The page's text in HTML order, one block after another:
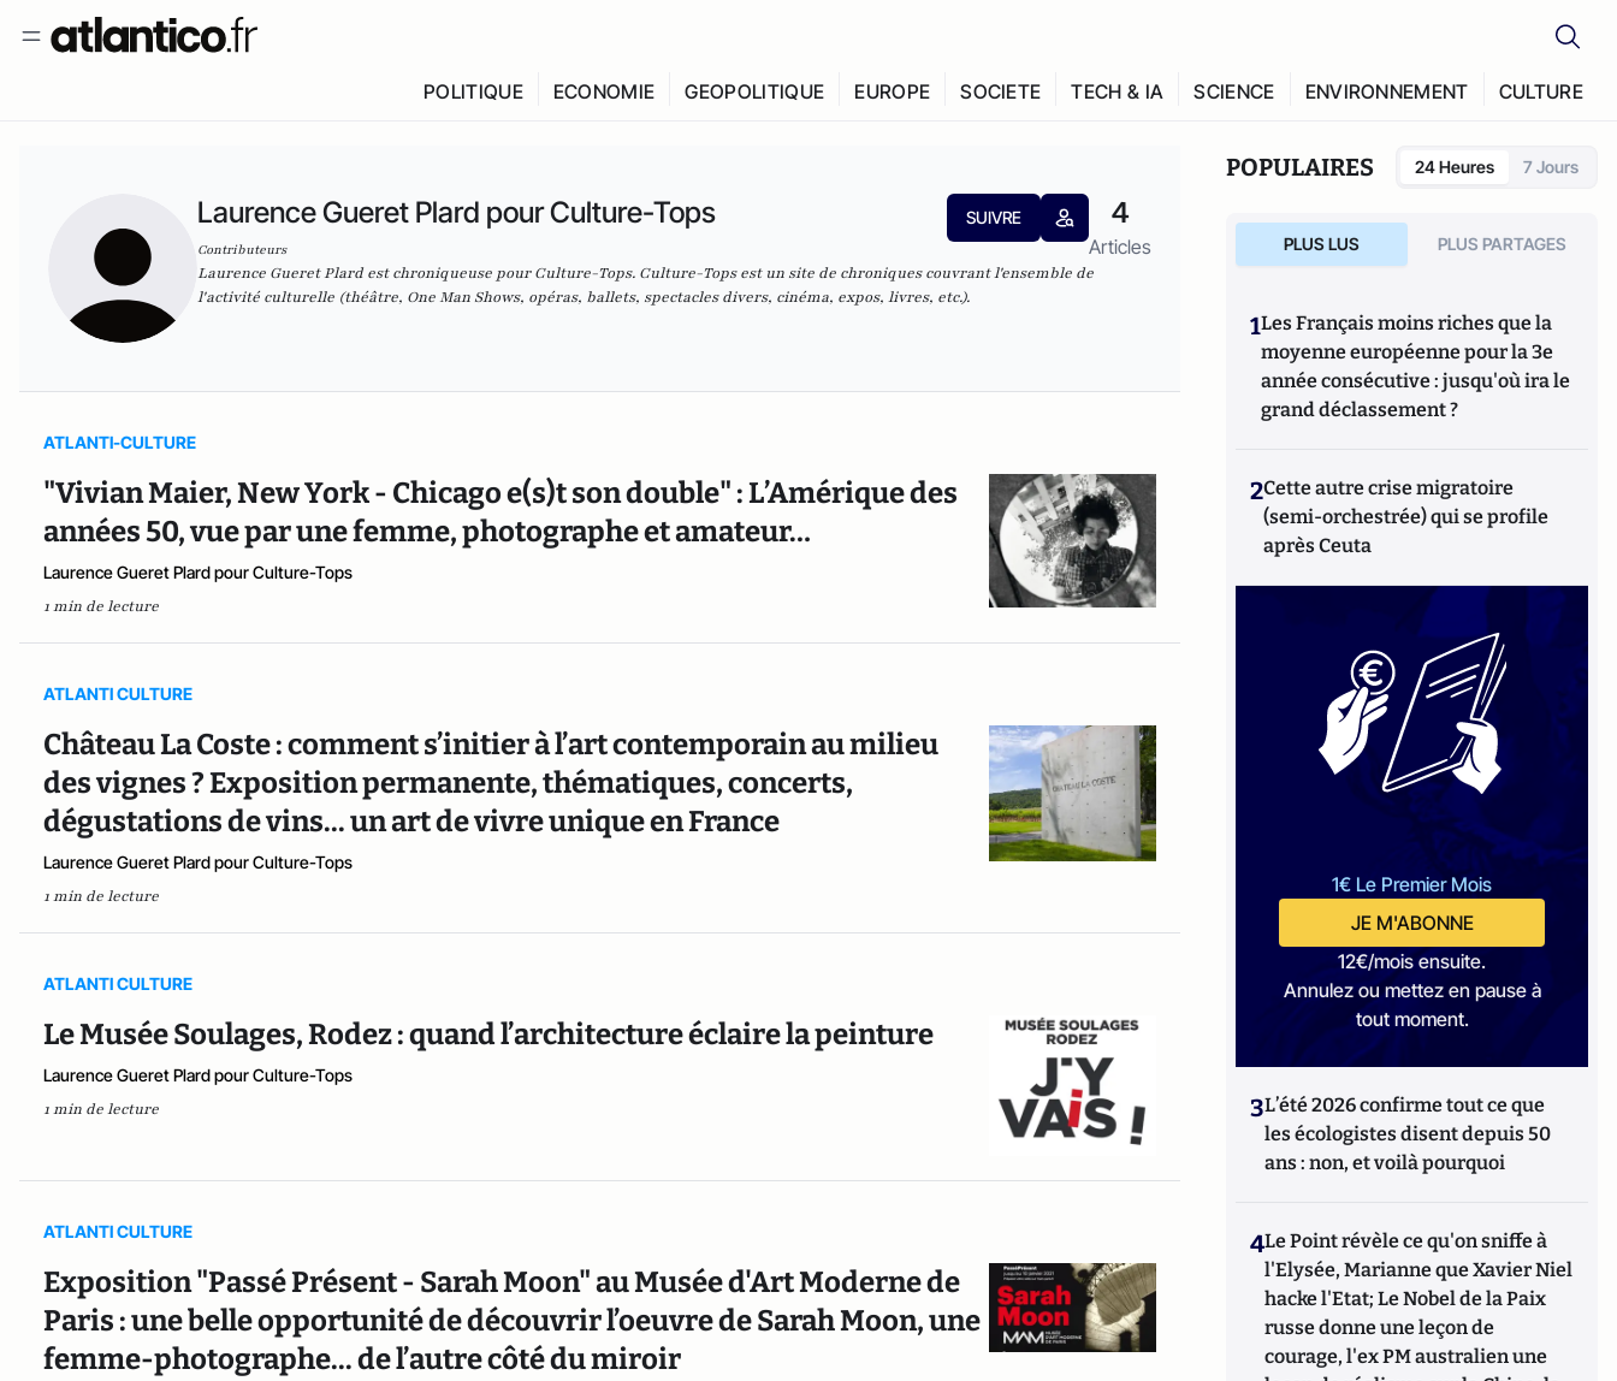
POLITIQUE ECONOMIE GEOPOLITIQUE EUROPE SOCIETE TECH & IA SCIENCE ENVIRONNEMENT CULTURE
Laurence Gueret Plard pour Culture-Tops
Contributeurs
SUIVRE 4
Articles
Laurence Gueret Plard est chroniqueuse pour Culture-Tops. Culture-Tops est un site de chroniques couvrant l'ensemble de
l'activité culturelle (théâtre, One Man Shows, opéras, ballets, spectacles divers, cinéma, expos, livres, etc.).
ATLANTI-CULTURE
"Vivian Maier, New York - Chicago e(s)t son double" : L’Amérique des
années 50, vue par une femme, photographe et amateur…
Laurence Gueret Plard pour Culture-Tops
1 min de lecture
ATLANTI CULTURE
Château La Coste : comment s’initier à l’art contemporain au milieu
des vignes ? Exposition permanente, thématiques, concerts,
dégustations de vins... un art de vivre unique en France
Laurence Gueret Plard pour Culture-Tops
1 min de lecture
ATLANTI CULTURE
Le Musée Soulages, Rodez : quand l’architecture éclaire la peinture
Laurence Gueret Plard pour Culture-Tops
1 min de lecture
ATLANTI CULTURE
Exposition "Passé Présent - Sarah Moon" au Musée d'Art Moderne de
Paris : une belle opportunité de découvrir l’oeuvre de Sarah Moon, une
femme-photographe... de l’autre côté du miroir
POPULAIRES 24 Heures 7 Jours
PLUS LUS PLUS PARTAGES
1Les Français moins riches que la
moyenne européenne pour la 3e
année consécutive : jusqu'où ira le
grand déclassement ?
2Cette autre crise migratoire
(semi-orchestrée) qui se profile
après Ceuta
1€ Le Premier Mois
JE M'ABONNE
12€/mois ensuite.
Annulez ou mettez en pause à
tout moment.
3L’été 2026 confirme tout ce que
les écologistes disent depuis 50
ans : non, et voilà pourquoi
4Le Point révèle ce qu'on sniffe à
l'Elysée, Marianne que Xavier Niel
hacke l'Etat; Le Nobel de la Paix
russe donne une leçon de
courage, l'ex PM australien une